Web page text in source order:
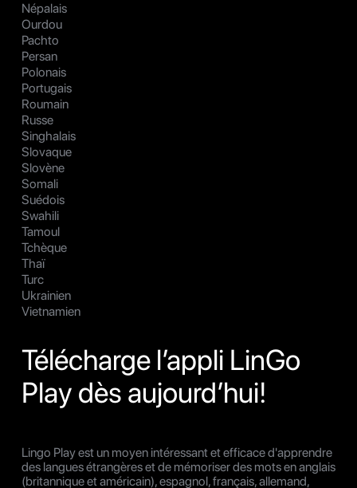
Népalais
Ourdou
Pachto
Persan
Polonais
Portugais
Roumain
Russe
Singhalais
Slovaque
Slovène
Somali
Suédois
Swahili
Tamoul
Tchèque
Thaï
Turc
Ukrainien
Vietnamien
Télécharge l’appli LinGo
Play dès aujourd’hui!
Lingo Play est un moyen intéressant et efficace d'apprendre
des langues étrangères et de mémoriser des mots en anglais
(britannique et américain), espagnol, français, allemand,